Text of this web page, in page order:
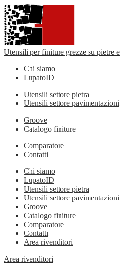
Utensili per finiture grezze su pietre
Chi siamo
LupatoID
Utensili settore pietra
Utensili settore pavimentazioni
Groove
Catalogo finiture
Comparatore
Contatti
Chi siamo
LupatoID
Utensili settore pietra
Utensili settore pavimentazioni
Groove
Catalogo finiture
Comparatore
Contatti
Area rivenditori
Area rivenditori